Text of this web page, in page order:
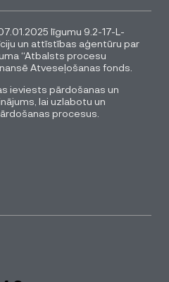
līgumu 9.2-17-L-
un attīstības aģentūru par
“Atbalsts procesu
Atveseļošanas fonds.
ieviests pārdošanas un
lai uzlabotu un
procesus.